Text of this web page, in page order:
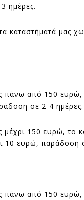
ημέρες.
καταστήματά μας
πάνω από 150
σε 2-4 ημέρες.
μέχρι 150 ευρώ, το
10 ευρώ, παράδοση
πάνω από 150